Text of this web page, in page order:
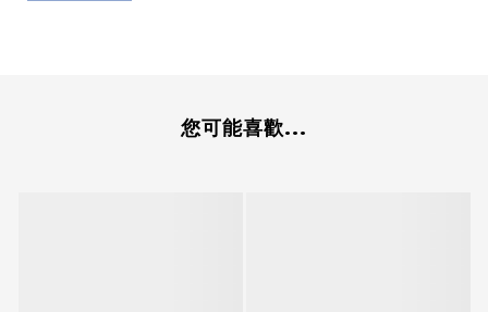
您可能喜歡...